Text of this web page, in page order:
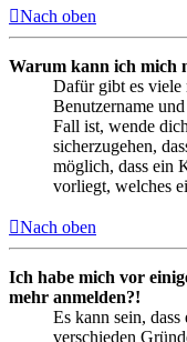
Nach oben
Warum kann ich mich
Dafür gibt es viele
Benutzername
Fall ist, wende
sicherzugehen,
möglich, dass ein
vorliegt, welches
Nach oben
Ich habe mich vor
mehr anmelden?!
Es kann sein,
verschieden